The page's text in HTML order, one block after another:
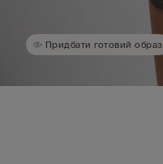
Придбати готовий образ